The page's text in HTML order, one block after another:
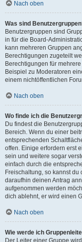
Nach oben
Was sind
Benutzergruppen sind
in für die Board-
kann mehreren Gruppen
Berechtigungen zugeteilt
Berechtigungen für
Beispiel zu Moderatoren
einem nichtöffentlichen
Nach oben
Wo finde ich die
Du findest die
Bereich. Wenn du einer
entsprechenden
offen. Einige erfordern erst
sein und weitere sogar
einfach durch die
Freischaltung, so kannst
daraufhin deinen Antrag
aufgenommen werden
dich ablehnt, er wird einen
Nach oben
Wie werde ich
Der Leiter einer Gruppe